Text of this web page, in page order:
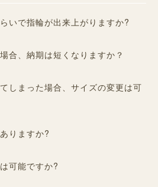
いで指輪が出来上がりますか?
合、納期は短くなりますか？
しまった場合、サイズの変更は可
りますか?
可能ですか?